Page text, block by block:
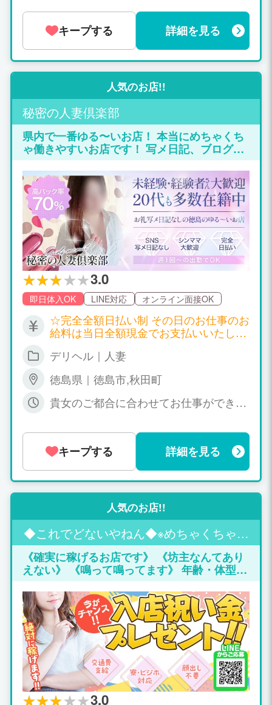
きない・短い時間でしか出勤できない・
都合が中々あわない。色々貴女の為に最
適で稼いで帰れるようなプランを一緒に
お話ししましょう♪ ※7日間、10日間の体
験入店が都合により難しい方なも1日間
プラン、3日間プラン、5日間プランと高
収入プランをご用意させていただいてい
ますので、まずはお気軽にお問合せだけ
でもお待ち致しております♪ ※お客様か
ら頂く金額です ■60分コース └15000円
■90分コース └21000円 ■120分コース └
30000円 危険な情事では地元徳島・四
国・関東・関西と都市・地方の全国から
出稼ぎ＆体験入店の女性の方々が求人情
報を見て体験入店及び体験入店が終わっ
てもまた出稼ぎに来てくれてる状況です
♪ 魅力的の事はもちろん10日間で最低30
万円～50万円は稼いで帰れることと、細
かい規約、罰金、引かれもの物などなく
完全自由で伸び伸びと稼いで帰れると満
足されて帰っていただいてます♫ 短期・
期間限定でも体験入店される女性の方を
是非お待ちしております。 只今期間限定
で、お給料総取りキャンペーンをしてい
て稼げる金額は10日間で出勤時間にもよ
りますが平均最低35万円～50万円平均に
稼いで帰れます♪ ここ最近では10日間体
験入店が終わりまた数日後に来られた女
の子でタイミングがよく合計20日間で75
万円弱稼いで帰られました♫ 短期間で稼
嘘・偽りなく事実を記載させていただい
総取りプランをしていますので是非この
機会に！！ 稼げる額が超高額となってい
ますので是非期間限定中に体験入店す
る、しないに関係なく一度お問合せだけ
でもお待ちしております♪ また今までそ
こまで稼がなくても良いと言う体験姫も
過去いましたのでそう言う女性には本数
限定でお仕事をとることも大丈夫ですの
で♪ ※お問合せはメールは中々気ずかな
い場合があります！LINE・電話は早いで
す まずはお気軽にお問合せだけでもお待
ち致しております♪ ※夜21時以降のお問
合せは中々きずかない場合もありますの
でご了承くださいませ。 ※夜21時以降の
お問合せ電話番号は ↓↓↓ TEL090－447
2－7812 ※朝7時より～21時までのお問
合せは ↓↓↓ TEL 080-5664－5055 メー
ル kiken.jyouji@gmail.com LineID kiken.j
youj
キープする
詳細を見る
人気のお店!!
秘密の人妻倶楽部
県内で一番ゆる〜いお店！ 本当にめちゃくち
ゃ働きやすいお店です！ 写メ日記、ブログ、
SMS取り扱い無し！ ストレスなくお仕事出来
ます。 気になる客層には自信あり！！ しかも
お仕事にも自信あります 問い合わせだけでも
大丈夫ですので 一度連絡してください。
3.0
即日体入OK LINE対応 オンライン面接OK
☆完全全額日払い制 その日のお仕事のお
給料は当日全額現金でお支払いいたしま
り金額は変わる場合もございます。 詳し
デリヘル｜人妻
徳島県｜徳島市,秋田町
貴女のご都合に合わせてお仕事ができま
丈夫です！ １時間前に連絡条件で
キープする 詳細を見る
人気のお店!!
◆これでどないやねん◆※めちゃくちゃ安
い店※
《確実に稼げるお店です》 《坊主なんてあり
えない》 《鳴って鳴ってます》 年齢・体型・
短期・県外･･･一切関係ありません！ 採用率9
9．9％ 本当に稼ぎたい女の子を緊急大募集し
ています。 当店は、24時間営業の為たえず電
話が鳴りまくり常態ですが女の子が全く足り
なくお客様にお断りする件数が毎日最低50本
～多い時だと150本位お断りしています
（泣）・・・・ ごめんなさい少しオーバーに
書きました（笑） だけど実際にお断りしてい
る数は本当に多いです どうか少しでもお断り
しなくて良いようにお力を貸してくださいm(.
3.0